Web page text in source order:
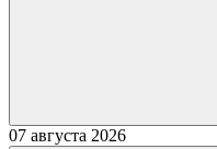
07 августа 2026